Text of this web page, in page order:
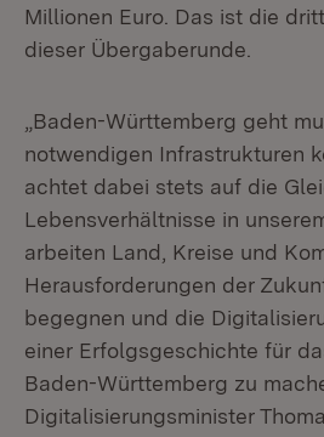
Millionen Euro. Das ist die
dieser Übergaberunde.
„Baden-Württemberg geht
notwendigen Infrastrukturen
achtet dabei stets auf die
Lebensverhältnisse in
arbeiten Land, Kreise und
Herausforderungen der
begegnen und die
einer Erfolgsgeschichte für
Baden-Württemberg zu
Digitalisierungsminister